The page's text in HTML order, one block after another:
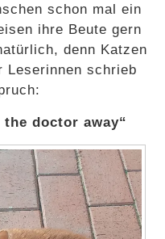
schon mal ein
ihre Beute gern
denn Katzen
Leserinnen schrieb
the doctor away“